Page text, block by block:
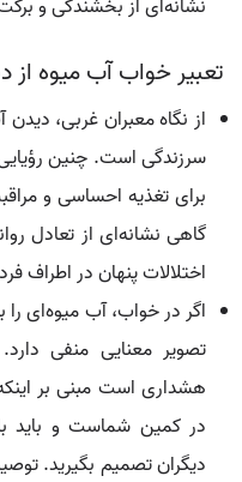
نشانه‌ای از بخشندگی و
تعبیر خواب آب میوه از
از نگاه معبران غربی،
سرزندگی است. چنین رؤیایی
برای تغذیه احساسی و
گاهی نشانه‌ای از تعادل
اختلالات پنهان در اطراف
اگر در خواب، آب میوه‌ای
تصویر معنایی منفی
هشداری است مبنی بر
در کمین شماست و باید
دیگران تصمیم بگیرید.